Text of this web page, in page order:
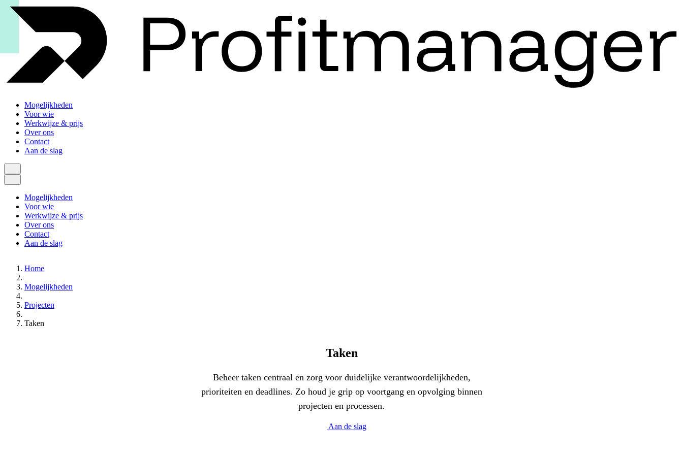
Mogelijkheden
Voor wie
Werkwijze & prijs
Over ons
Contact
Aan de slag
Mogelijkheden
Voor wie
Werkwijze & prijs
Over ons
Contact
Aan de slag
Home
Mogelijkheden
Projecten
Taken
Taken
Beheer taken centraal en zorg voor duidelijke verantwoordelijkheden,
prioriteiten en deadlines. Zo houd je grip op voortgang en opvolging binnen
projecten en processen.
Aan de slag